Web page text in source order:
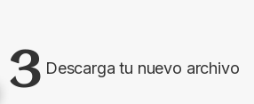
3 Descarga tu nuevo archivo